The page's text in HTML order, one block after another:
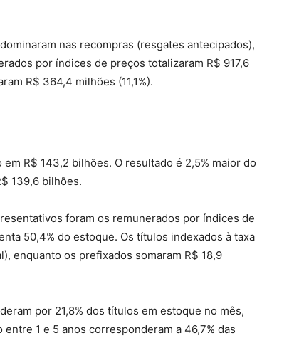
nas recompras (resgates antecipados),
por índices de preços totalizaram R$ 917,6
R$ 364,4 milhões (11,1%).
R$ 143,2 bilhões. O resultado é 2,5% maior do
139,6 bilhões.
foram os remunerados por índices de
50,4% do estoque. Os títulos indexados à taxa
enquanto os prefixados somaram R$ 18,9
por 21,8% dos títulos em estoque no mês,
1 e 5 anos corresponderam a 46,7% das